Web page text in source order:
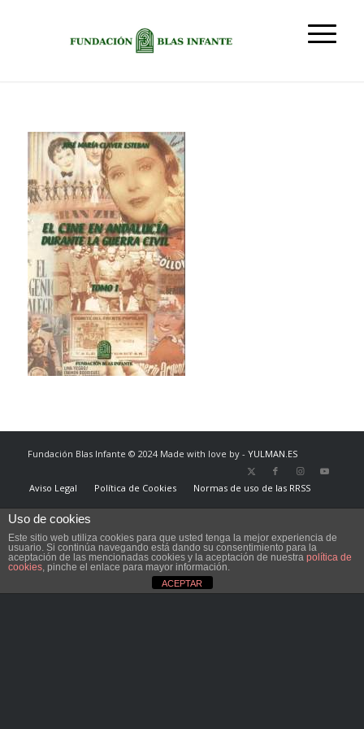
Fundación Blas Infante © 2024 Made with love by - YULMAN.ES
Aviso Legal Política de Cookies Normas de uso de las RRSS
Uso de cookies
Este sitio web utiliza cookies para que usted tenga la mejor experiencia de
usuario. Si continúa navegando está dando su consentimiento para la
aceptación de las mencionadas cookies y la aceptación de nuestra política de
cookies , pinche el enlace para mayor información.
ACEPTAR